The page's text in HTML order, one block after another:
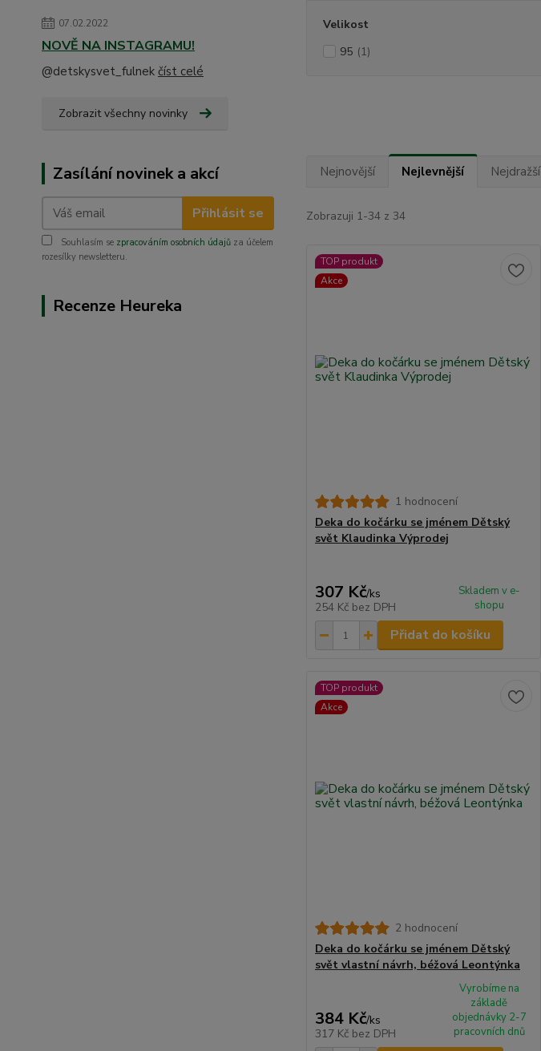
07.02.2022
NOVĚ NA INSTAGRAMU!
@detskysvet_fulnek číst celé
Zobrazit všechny novinky
Zasílání novinek a akcí
Přihlásit se
Souhlasím se zpracováním osobních údajů za účelem
rozesílky newsletteru.
Recenze Heureka
Velikost
95 (1)
Nejnovější Nejlevnější Nejdražší
Zobrazuji 1-34 z 34
TOP produkt
Akce
1 hodnocení
Deka do kočárku se jménem Dětský
svět Klaudinka Výprodej
307 Kč/ks
254 Kč bez DPH
Skladem v e-
shopu
Přidat do košíku
TOP produkt
Akce
2 hodnocení
Deka do kočárku se jménem Dětský
svět vlastní návrh, béžová Leontýnka
384 Kč/ks
317 Kč bez DPH
Vyrobíme na
základě
objednávky 2-7
pracovních dnů